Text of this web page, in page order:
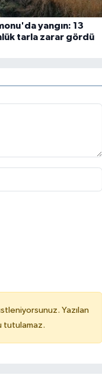
yangın: 13
tarla zarar gördü
Yazılan
tutulamaz.